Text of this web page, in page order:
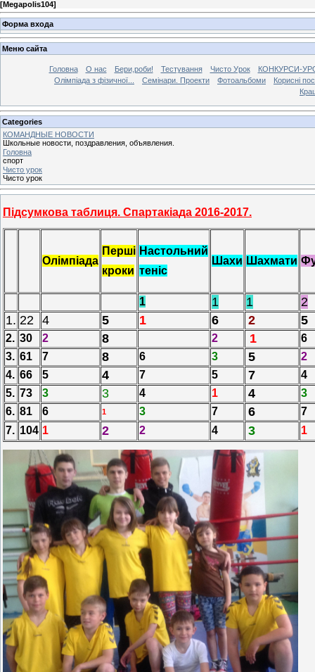
[Megapolis104]
Форма входа
Меню сайта
Головна О нас Бери,роби! Тестування Чисто Урок
КОНКУРСИ-
Олімпіада з фізичної...
Семінари. Проекти Фотоальбоми
Корисні
Categories
КОМАНДНЫЕ НОВОСТИ
Школьные новости, поздравления, объявления.
Головна
спорт
Чисто урок
Чисто урок
Підсумкова таблиця. Спартакіада 2016-2017.
Олімпіада
Перші
кроки
Настольний
теніс
Шахи Шахмати
1 1 1
2
1. 22 4 5 1 6 2 5
2. 30 2 8 2 1
6
3. 61 7 8 6 3 5
2
4. 66 5 4 7 5 7
4
5. 73 3 3 4 1 4
3
6. 81 6 1 3 7 6
7
7. 104 1 2 2 4 3 1